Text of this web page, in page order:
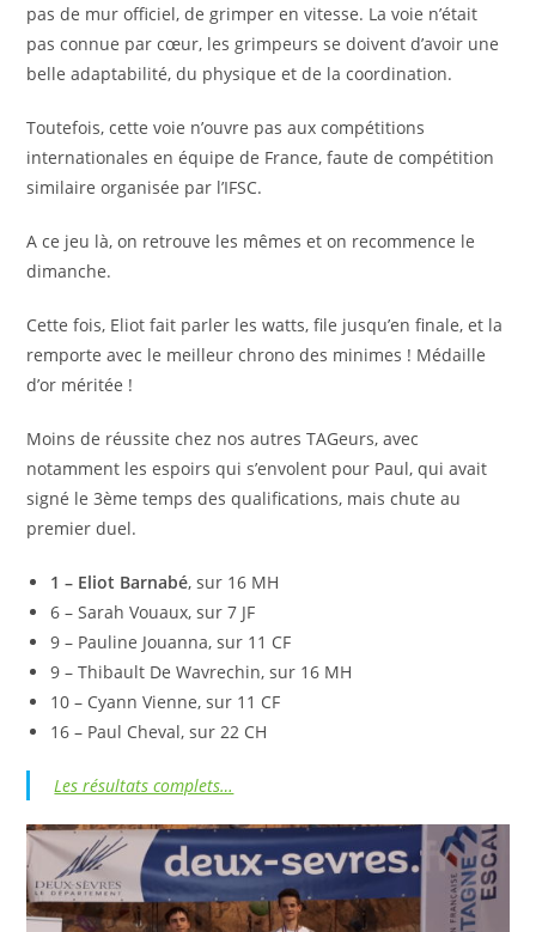
pas de mur officiel, de grimper en vitesse. La voie n’était
pas connue par cœur, les grimpeurs se doivent d’avoir une
belle adaptabilité, du physique et de la coordination.
Toutefois, cette voie n’ouvre pas aux compétitions
internationales en équipe de France, faute de compétition
similaire organisée par l’IFSC.
A ce jeu là, on retrouve les mêmes et on recommence le
dimanche.
Cette fois, Eliot fait parler les watts, file jusqu’en finale, et la
remporte avec le meilleur chrono des minimes ! Médaille
d’or méritée !
Moins de réussite chez nos autres TAGeurs, avec
notamment les espoirs qui s’envolent pour Paul, qui avait
signé le 3ème temps des qualifications, mais chute au
premier duel.
1 – Eliot Barnabé, sur 16 MH
6 – Sarah Vouaux, sur 7 JF
9 – Pauline Jouanna, sur 11 CF
9 – Thibault De Wavrechin, sur 16 MH
10 – Cyann Vienne, sur 11 CF
16 – Paul Cheval, sur 22 CH
Les résultats complets…